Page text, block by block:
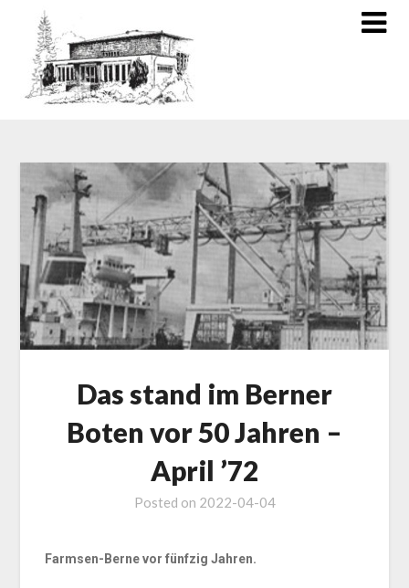
Das stand im Berner
Boten vor 50 Jahren –
April ’72
Posted on 2022-04-04
Farmsen-Berne vor fünfzig Jahren.